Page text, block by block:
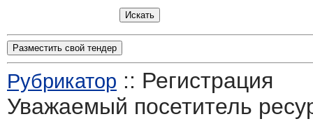
Разместить свой тендер
Рубрикатор :: Регистрация
Уважаемый посетитель